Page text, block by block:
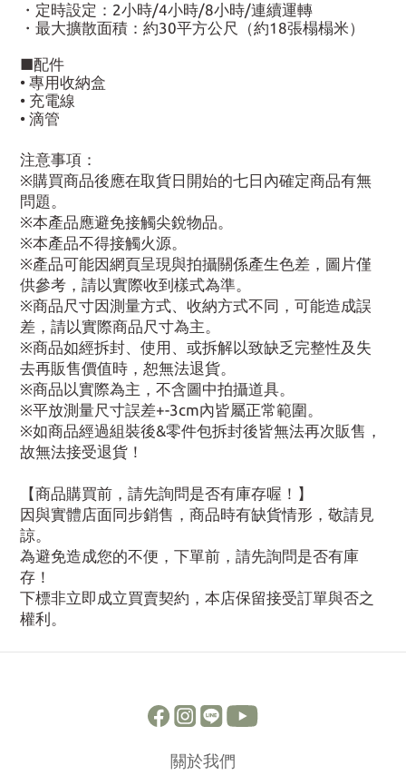
・定時設定：2小時/4小時/8小時/連續運轉
・最大擴散面積：約30平方公尺（約18張榻榻米）
■配件
• 專用收納盒
• 充電線
• 滴管
注意事項：
※購買商品後應在取貨日開始的七日內確定商品有無
問題。
※本產品應避免接觸尖銳物品。
※本產品不得接觸火源。
※產品可能因網頁呈現與拍攝關係產生色差，圖片僅
供參考，請以實際收到樣式為準。
※商品尺寸因測量方式、收納方式不同，可能造成誤
差，請以實際商品尺寸為主。
※商品如經拆封、使用、或拆解以致缺乏完整性及失
去再販售價值時，恕無法退貨。
※商品以實際為主，不含圖中拍攝道具。
※平放測量尺寸誤差+-3cm內皆屬正常範圍。
※如商品經過組裝後&零件包拆封後皆無法再次販售，
故無法接受退貨！
【商品購買前，請先詢問是否有庫存喔！】
因與實體店面同步銷售，商品時有缺貨情形，敬請見
諒。
為避免造成您的不便，下單前，請先詢問是否有庫
存！
下標非立即成立買賣契約，本店保留接受訂單與否之
權利。
關於我們